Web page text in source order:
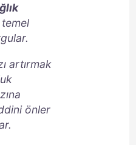
artırmak
önler